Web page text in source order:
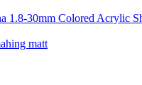
1.8-30mm Colored Acrylic
matt